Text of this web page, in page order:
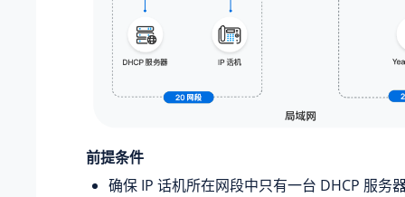
前提条件
确保 IP 话机所在网段中只有一台 DHCP 服务